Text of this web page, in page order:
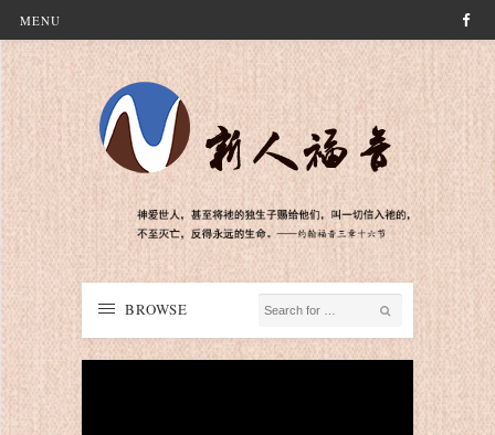
MENU
BROWSE